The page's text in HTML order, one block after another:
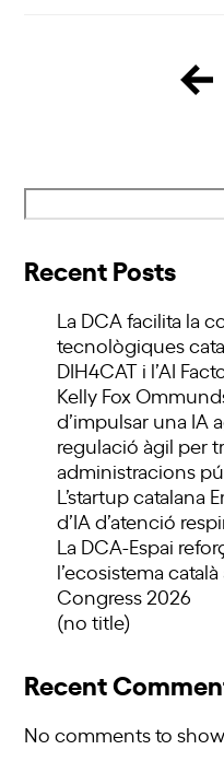
Recent Posts
La DCA facilita la
tecnològiques
DIH4CAT i l’AI
Kelly Fox
d’impulsar una IA
regulació àgil per
administracions
L’startup catalana
d’IA d’atenció
La DCA-Espai
l’ecosistema
Congress 2026
(no title)
Recent
No comments to show.